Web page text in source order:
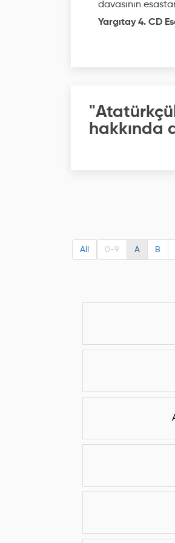
davasının
Yargıtay 4. CD
hakkında
All 0-9 A B